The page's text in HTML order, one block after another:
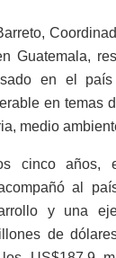
Guatemala,
en el
en temas
medio
cinco años,
al
y una
de